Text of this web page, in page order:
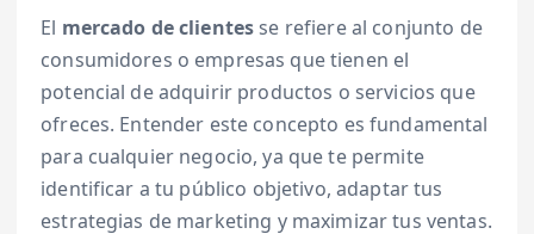
El mercado de clientesse refiere al conjunto de
consumidores o empresas que tienen el
potencial de adquirir productos o servicios que
ofreces. Entender este concepto es fundamental
para cualquier negocio, ya que te permite
identificar a tu público objetivo, adaptar tus
estrategias de marketing y maximizar tus ventas.